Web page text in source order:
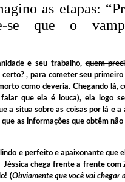
as etapas:
se que o
e seu trabalho,quem
certo?, para cometer seu primeiro
como deveria. Chegando lá,
que ela é louca), ela logo
a situa sobre as coisas por lá e a
as informações que obtêm
e perfeito e apaixonante que
Jéssica chega frente a frente com
(Obviamente que você vai chegar